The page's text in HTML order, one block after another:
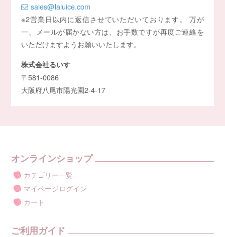
sales@laluice.com
※2営業日以内に返信させていただいております。 万が
一、メールが届かない方は、お手数ですが再度ご連絡を
いただけますようお願いいたします。
株式会社るいす
〒581-0086
大阪府八尾市陽光園2-4-17
オンラインショップ
カテゴリー一覧
マイページログイン
カート
ご利用ガイド